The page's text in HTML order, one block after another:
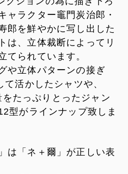
ャラクター竈門炭治郎・
郎を鮮やかに写し出した
は、立体裁断によってリ
てられています。
や立体パターンの接ぎ
活かしたシャツや、
たっぷりとったジャン
型がラインナップ致しま
は「ネ＋爾」が正しい表